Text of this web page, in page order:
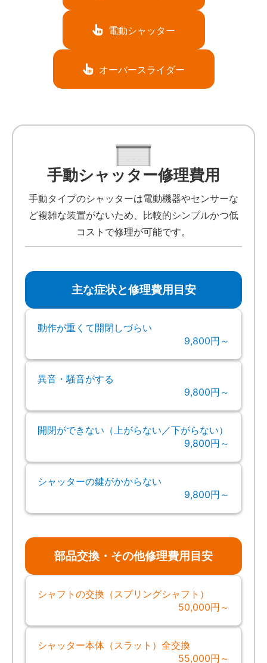
電動シャッター
オーバースライダー
手動シャッター修理費用
手動タイプのシャッターは電動機器やセンサーな
ど複雑な装置がないため、比較的シンプルかつ低
コストで修理が可能です。
主な症状と修理費用目安
動作が重くて開閉しづらい
9,800円～
異音・騒音がする
9,800円～
開閉ができない（上がらない／下がらない）
9,800円～
シャッターの鍵がかからない
9,800円～
部品交換・その他修理費用目安
シャフトの交換（スプリングシャフト）
50,000円～
シャッター本体（スラット）全交換
55,000円～